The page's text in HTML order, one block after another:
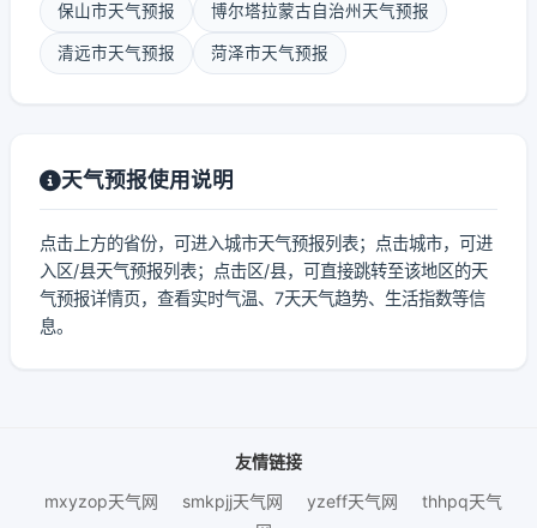
保山市天气预报 博尔塔拉蒙古自治州天气预报
清远市天气预报 菏泽市天气预报
天气预报使用说明
点击上方的省份，可进入城市天气预报列表；点击城市，可进
入区/县天气预报列表；点击区/县，可直接跳转至该地区的天
气预报详情页，查看实时气温、7天天气趋势、生活指数等信
息。
友情链接
mxyzop天气网
smkpjj天气网 yzeff天气网
thhpq天气